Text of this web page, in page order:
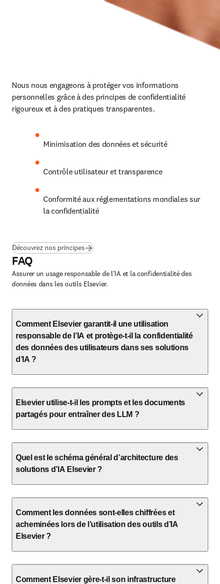
Nous nous engageons à protéger vos informations
personnelles grâce à des principes de confidentialité
rigoureux et à des pratiques transparentes.
Minimisation des données et sécurité
Contrôle utilisateur et transparence
Conformité aux réglementations mondiales sur
la confidentialité
Découvrez nos principes
FAQ
Assurer un usage responsable de l’IA et la confidentialité des
données dans les outils Elsevier.
Comment Elsevier garantit-il une utilisation
responsable de l’IA et protège-t-il la confidentialité
des données des utilisateurs dans ses solutions
d’IA ?
Elsevier utilise-t-il les prompts et les documents
partagés pour entraîner des LLM ?
Quel est le schéma général d’architecture des
solutions d’IA Elsevier ?
Comment les données sont-elles chiffrées et
acheminées lors de l’utilisation des outils d’IA
Elsevier ?
Comment Elsevier gère-t-il son infrastructure